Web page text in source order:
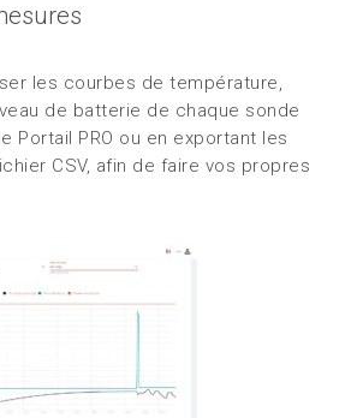
les courbes de température,
de batterie de chaque sonde
Portail PRO ou en exportant les
CSV, afin de faire vos propres